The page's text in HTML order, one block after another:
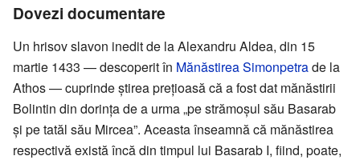
Dovezi documentare
Un hrisov slavon inedit de la Alexandru Aldea, din 15
martie 1433 — descoperit în Mănăstirea Simonpetrade la
Athos — cuprinde știrea prețioasă că a fost dat mănăstirii
Bolintin din dorința de a urma „pe strămoșul său Basarab
și pe tatăl său Mircea”. Aceasta înseamnă că mănăstirea
respectivă există încă din timpul lui Basarab I, fiind, poate,